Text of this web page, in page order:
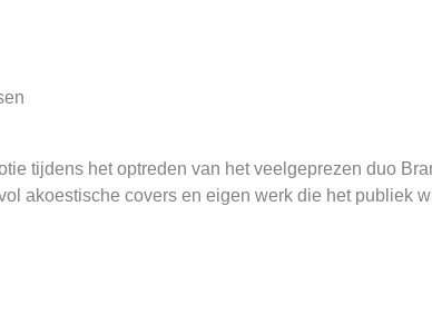
tijdens het optreden van het veelgeprezen duo
akoestische covers en eigen werk die het publiek